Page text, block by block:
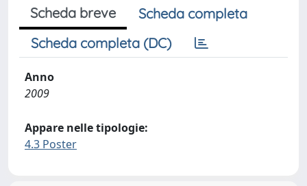
Scheda breve
Scheda completa
Scheda completa (DC)
Anno
2009
Appare nelle tipologie:
4.3 Poster